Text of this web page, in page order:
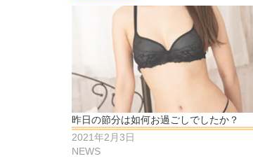
昨日の節分は如何お過ごしでしたか？
2021年2月3日
NEWS